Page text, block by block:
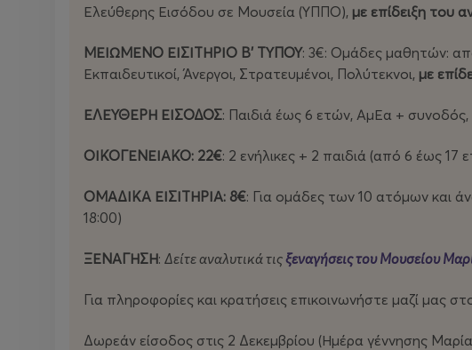
Ελεύθερης Εισόδου σε Μουσεία (ΥΠΠΟ), με επίδειξη του
ΜΕΙΩΜΕΝΟ ΕΙΣΙΤΗΡΙΟ Β’ ΤΥΠΟΥ: 3€: Ομάδες μαθητών:
Εκπαιδευτικοί, Άνεργοι, Στρατευμένοι, Πολύτεκνοι, με
ΕΛΕΥΘΕΡΗ ΕΙΣΟΔΟΣ: Παιδιά έως 6 ετών, ΑμΕα +
ΟΙΚΟΓΕΝΕΙΑΚΟ: 22€: 2 ενήλικες + 2 παιδιά (από 6 έως 17
ΟΜΑΔΙΚΑ ΕΙΣΙΤΗΡΙΑ: 8€: Για ομάδες των 10 ατόμων και
18:00)
ΞΕΝΑΓΗΣΗ: Δείτε αναλυτικά τιςξεναγήσεις του Μουσείου
Για πληροφορίες και κρατήσεις επικοινωνήστε μαζί μας
Δωρεάν είσοδος στις 2 Δεκεμβρίου (Ημέρα γέννησης